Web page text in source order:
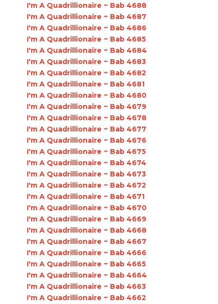
I'm A Quadrillionaire ~ Bab 4688
I'm A Quadrillionaire ~ Bab 4687
I'm A Quadrillionaire ~ Bab 4686
I'm A Quadrillionaire ~ Bab 4685
I'm A Quadrillionaire ~ Bab 4684
I'm A Quadrillionaire ~ Bab 4683
I'm A Quadrillionaire ~ Bab 4682
I'm A Quadrillionaire ~ Bab 4681
I'm A Quadrillionaire ~ Bab 4680
I'm A Quadrillionaire ~ Bab 4679
I'm A Quadrillionaire ~ Bab 4678
I'm A Quadrillionaire ~ Bab 4677
I'm A Quadrillionaire ~ Bab 4676
I'm A Quadrillionaire ~ Bab 4675
I'm A Quadrillionaire ~ Bab 4674
I'm A Quadrillionaire ~ Bab 4673
I'm A Quadrillionaire ~ Bab 4672
I'm A Quadrillionaire ~ Bab 4671
I'm A Quadrillionaire ~ Bab 4670
I'm A Quadrillionaire ~ Bab 4669
I'm A Quadrillionaire ~ Bab 4668
I'm A Quadrillionaire ~ Bab 4667
I'm A Quadrillionaire ~ Bab 4666
I'm A Quadrillionaire ~ Bab 4665
I'm A Quadrillionaire ~ Bab 4664
I'm A Quadrillionaire ~ Bab 4663
I'm A Quadrillionaire ~ Bab 4662